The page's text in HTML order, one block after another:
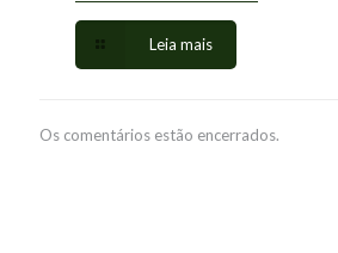
Leia mais
Os comentários estão encerrados.